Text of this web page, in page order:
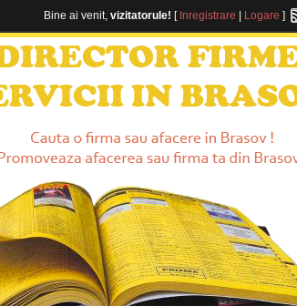
Bine ai venit, vizitatorule! [ Inregistrare Logare ]